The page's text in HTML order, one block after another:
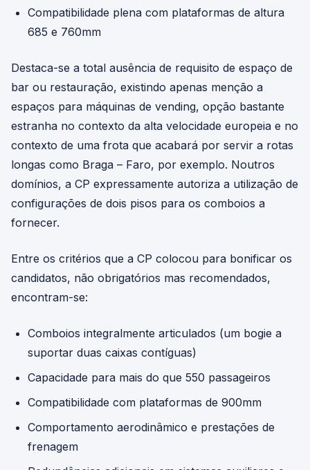
Compatibilidade plena com plataformas de altura
685 e 760mm
Destaca-se a total ausência de requisito de espaço de
bar ou restauração, existindo apenas menção a
espaços para máquinas de vending, opção bastante
estranha no contexto da alta velocidade europeia e no
contexto de uma frota que acabará por servir a rotas
longas como Braga – Faro, por exemplo. Noutros
domínios, a CP expressamente autoriza a utilização de
configurações de dois pisos para os comboios a
fornecer.
Entre os critérios que a CP colocou para bonificar os
candidatos, não obrigatórios mas recomendados,
encontram-se:
Comboios integralmente articulados (um bogie a
suportar duas caixas contíguas)
Capacidade para mais do que 550 passageiros
Compatibilidade com plataformas de 900mm
Comportamento aerodinâmico e prestações de
frenagem